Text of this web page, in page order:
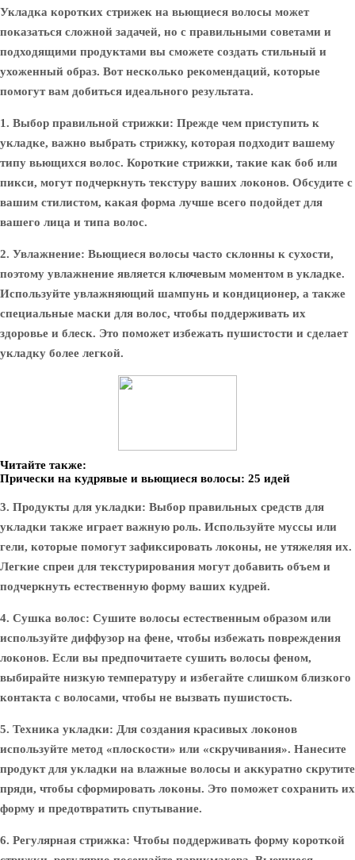
Укладка коротких стрижек на вьющиеся волосы может
показаться сложной задачей, но с правильными советами и
подходящими продуктами вы сможете создать стильный и
ухоженный образ. Вот несколько рекомендаций, которые
помогут вам добиться идеального результата.
1. Выбор правильной стрижки: Прежде чем приступить к
укладке, важно выбрать стрижку, которая подходит вашему
типу вьющихся волос. Короткие стрижки, такие как боб или
пикси, могут подчеркнуть текстуру ваших локонов. Обсудите с
вашим стилистом, какая форма лучше всего подойдет для
вашего лица и типа волос.
2. Увлажнение: Вьющиеся волосы часто склонны к сухости,
поэтому увлажнение является ключевым моментом в укладке.
Используйте увлажняющий шампунь и кондиционер, а также
специальные маски для волос, чтобы поддерживать их
здоровье и блеск. Это поможет избежать пушистости и сделает
укладку более легкой.
Читайте также:
Прически на кудрявые и вьющиеся волосы: 25 идей
3. Продукты для укладки: Выбор правильных средств для
укладки также играет важную роль. Используйте муссы или
гели, которые помогут зафиксировать локоны, не утяжеляя их.
Легкие спреи для текстурирования могут добавить объем и
подчеркнуть естественную форму ваших кудрей.
4. Сушка волос: Сушите волосы естественным образом или
используйте диффузор на фене, чтобы избежать повреждения
локонов. Если вы предпочитаете сушить волосы феном,
выбирайте низкую температуру и избегайте слишком близкого
контакта с волосами, чтобы не вызвать пушистость.
5. Техника укладки: Для создания красивых локонов
используйте метод «плоскости» или «скручивания». Нанесите
продукт для укладки на влажные волосы и аккуратно скрутите
пряди, чтобы сформировать локоны. Это поможет сохранить их
форму и предотвратить спутывание.
6. Регулярная стрижка: Чтобы поддерживать форму короткой